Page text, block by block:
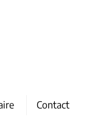
Contact